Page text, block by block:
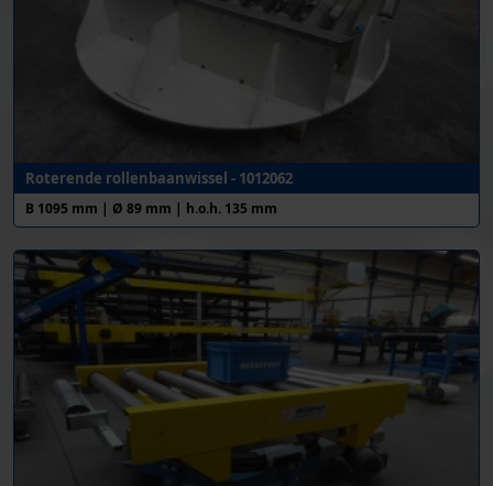
Roterende rollenbaanwissel - 1012062
B 1095 mm | Ø 89 mm | h.o.h. 135 mm